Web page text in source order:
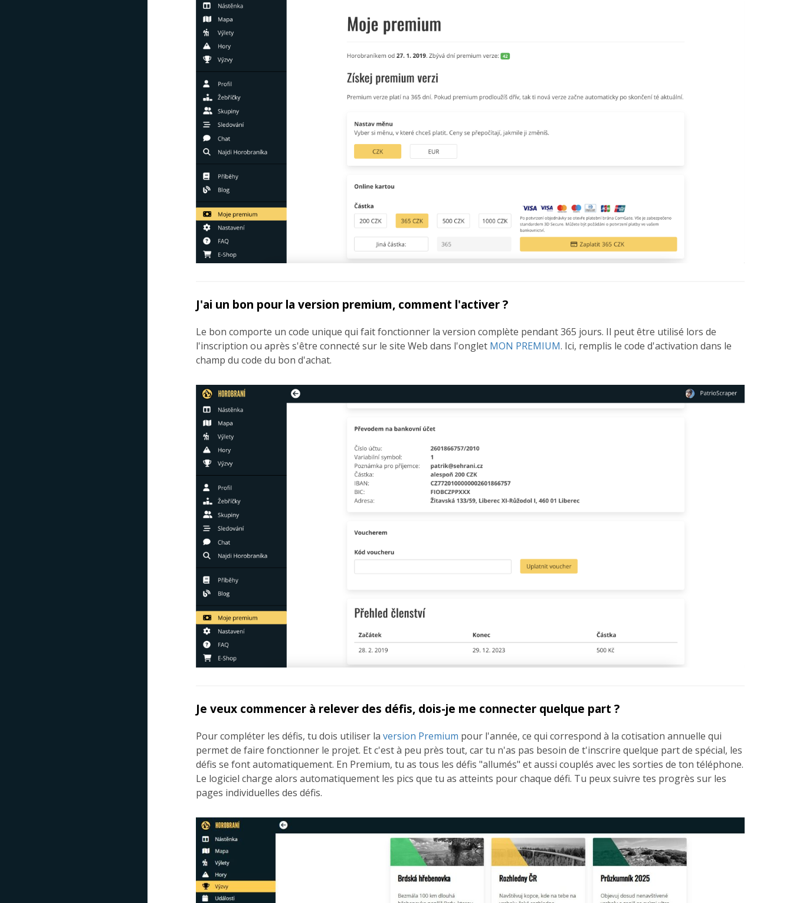
J'ai un bon pour la version premium, comment l'activer ?
Le bon comporte un code unique qui fait fonctionner la version complète pendant 365 jours. Il peut être utilisé lors de
l'inscription ou après s'être connecté sur le site Web dans l'onglet MON PREMIUM. Ici, remplis le code d'activation dans le
champ du code du bon d'achat.
Je veux commencer à relever des défis, dois-je me connecter quelque part ?
Pour compléter les défis, tu dois utiliser la version Premium pour l'année, ce qui correspond à la cotisation annuelle qui
permet de faire fonctionner le projet. Et c'est à peu près tout, car tu n'as pas besoin de t'inscrire quelque part de spécial, les
défis se font automatiquement. En Premium, tu as tous les défis "allumés" et aussi couplés avec les sorties de ton téléphone.
Le logiciel charge alors automatiquement les pics que tu as atteints pour chaque défi. Tu peux suivre tes progrès sur les
pages individuelles des défis.